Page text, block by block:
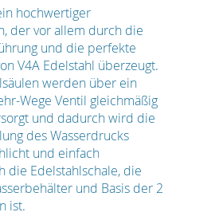
hochwertiger
der vor allem durch die
und die perfekte
V4A Edelstahl überzeugt.
werden über ein
Wege Ventil gleichmäßig
und dadurch wird die
des Wasserdrucks
und einfach
die Edelstahlschale, die
und Basis der 2
ist.